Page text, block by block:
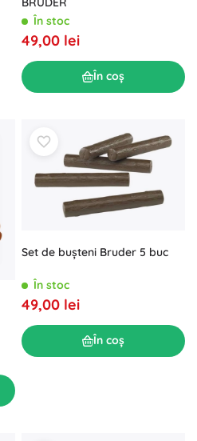
În stoc
49,00 lei
În coș
Set de bușteni Bruder 5 buc
În stoc
49,00 lei
În coș